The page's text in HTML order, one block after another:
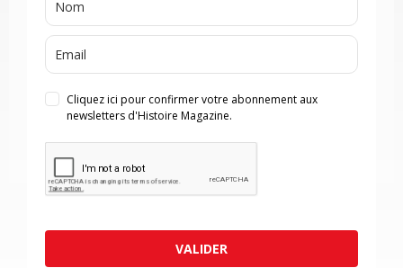
Cliquez ici pour confirmer votre abonnement aux
newsletters d'Histoire Magazine.
VALIDER